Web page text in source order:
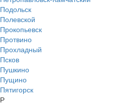
Подольск
Полевской
Прокопьевск
Протвино
Прохладный
Псков
Пушкино
Пущино
Пятигорск
Р